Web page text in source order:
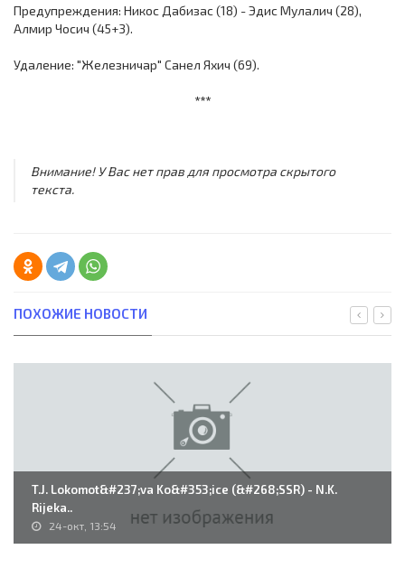
Предупреждения: Никос Дабизас (18) - Эдис Мулалич (28),
Алмир Чосич (45+3).
Удаление: "Железничар" Санел Яхич (69).
***
Внимание! У Вас нет прав для просмотра скрытого
текста.
ПОХОЖИЕ НОВОСТИ
T.J. Lokomot&#237;va Ko&#353;ice (&#268;SSR) - N.K.
Rijeka..
24-окт, 13:54